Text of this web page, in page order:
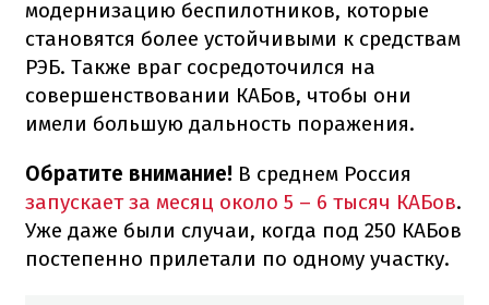
модернизацию беспилотников, которые
становятся более устойчивыми к средствам
РЭБ. Также враг сосредоточился на
совершенствовании КАБов, чтобы они
имели большую дальность поражения.
Обратите внимание! В среднем Россия
запускает за месяц около 5 – 6 тысяч КАБов.
Уже даже были случаи, когда под 250 КАБов
постепенно прилетали по одному участку.